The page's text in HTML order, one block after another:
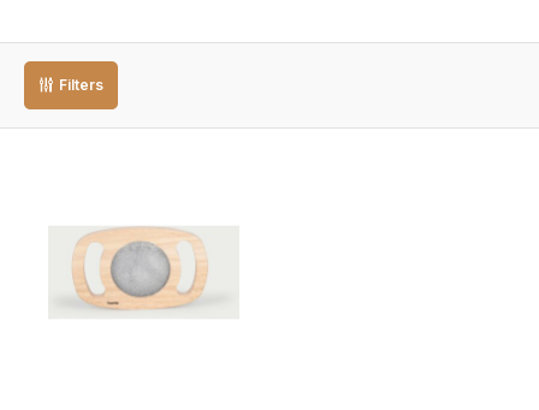
Filters